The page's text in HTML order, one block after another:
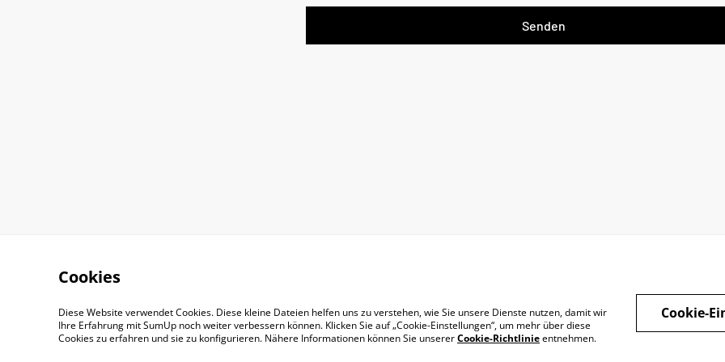
Senden
Impressum Datenschutz
Cookies
Diese Website verwendet Cookies. Diese kleine Dateien helfen uns zu verstehen, wie Sie unsere Dienste nutzen, damit wir
Ihre Erfahrung mit SumUp noch weiter verbessern können. Klicken Sie auf „Cookie-Einstellungen“, um mehr über diese
Cookies zu erfahren und sie zu konfigurieren. Nähere Informationen können Sie unsererCookie-Richtlinieentnehmen.
Cookie-